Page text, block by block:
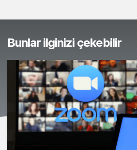
Bunlar ilginizi çekebilir